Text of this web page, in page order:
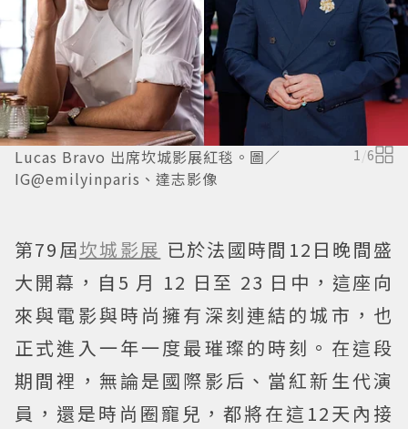
Lucas Bravo 出席坎城影展紅毯。圖／
IG@emilyinparis、達志影像
1/6
第79屆坎城影展 已於法國時間12日晚間盛
大開幕，自5 月 12 日至 23 日中，這座向
來與電影與時尚擁有深刻連結的城市，也
正式進入一年一度最璀璨的時刻。在這段
期間裡，無論是國際影后、當紅新生代演
員，還是時尚圈寵兒，都將在這12天內接